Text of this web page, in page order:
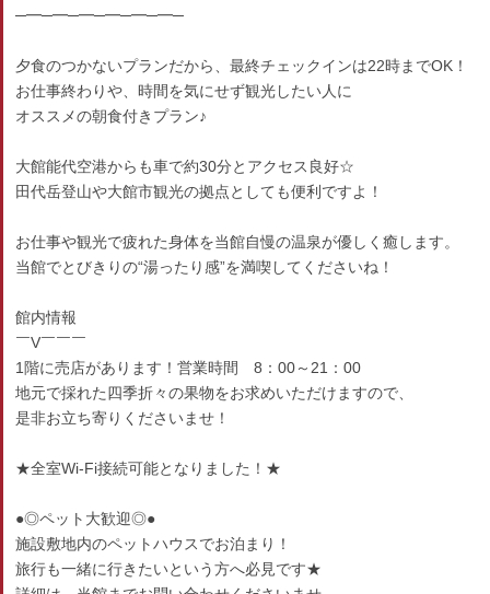
─━─━─━─━─━─━─
夕食のつかないプランだから、最終チェックインは22時までOK！
お仕事終わりや、時間を気にせず観光したい人に
オススメの朝食付きプラン♪
大館能代空港からも車で約30分とアクセス良好☆
田代岳登山や大館市観光の拠点としても便利ですよ！
お仕事や観光で疲れた身体を当館自慢の温泉が優しく癒します。
当館でとびきりの“湯ったり感”を満喫してくださいね！
館内情報
￣V￣￣￣
1階に売店があります！営業時間 8：00～21：00
地元で採れた四季折々の果物をお求めいただけますので、
是非お立ち寄りくださいませ！
★全室Wi-Fi接続可能となりました！★
●◎ペット大歓迎◎●
施設敷地内のペットハウスでお泊まり！
旅行も一緒に行きたいという方へ必見です★